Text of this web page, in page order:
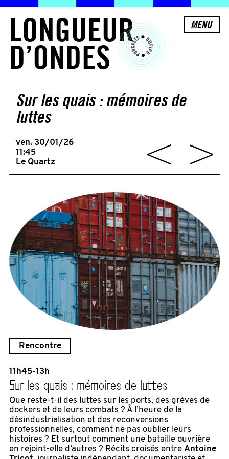
LONGUEUR
D’ONDES
MENU
Sur les quais : mémoires de
luttes
ven. 30/01/26
11:45
Le Quartz
Rencontre
11h45-13h
Sur les quais : mémoires de luttes
Que reste-t-il des luttes sur les ports, des grèves de
dockers et de leurs combats ? À l’heure de la
désindustrialisation et des reconversions
professionnelles, comment ne pas oublier leurs
histoires ? Et surtout comment une bataille ouvrière
en rejoint-elle d’autres ? Récits croisés entreAntoine